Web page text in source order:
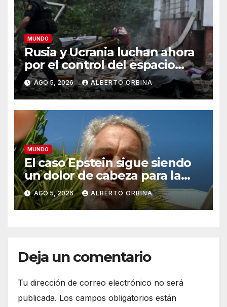
MUNDO
Rusia y Ucrania luchan ahora
por el control del espacio
aéreo: el futuro de la guerra
se juega en el cielo
AGO 5, 2026 ALBERTO ORBINA
MUNDO
El caso Epstein sigue siendo
un dolor de cabeza para la
Familia Real: ahora el
gobierno británico analiza si
abre una investigación
AGO 5, 2026 ALBERTO ORBINA
Deja un comentario
Tu dirección de correo electrónico no será
publicada. Los campos obligatorios están